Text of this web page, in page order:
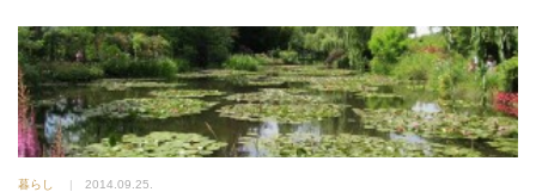
暮らし 2014.09.25.